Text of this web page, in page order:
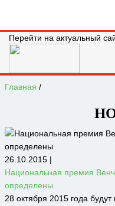
Перейти на актуальный
Главная /
26.10.2015 |
Национальная премия
определены
28 октября 2015 года